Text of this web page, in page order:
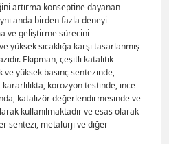
artırma konseptine dayanan
anda birden fazla deneyi
ve geliştirme sürecini
yüksek sıcaklığa karşı tasarlanmış
Ekipman, çeşitli katalitik
ve yüksek basınç sentezinde,
korozyon testinde, ince
katalizör değerlendirmesinde ve
kullanılmaktadır ve esas olarak
sentezi, metalurji ve diğer